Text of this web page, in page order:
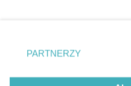
Gliwice
zmienić/wycofać klikając
znajdujący się w lewym
rodzaje przetwarzania
PARTNERZY